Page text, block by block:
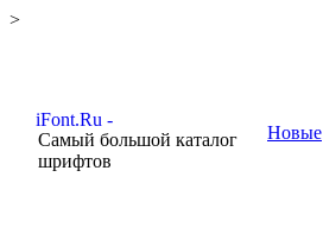
>
Самый большой каталог
шрифтов
Новые